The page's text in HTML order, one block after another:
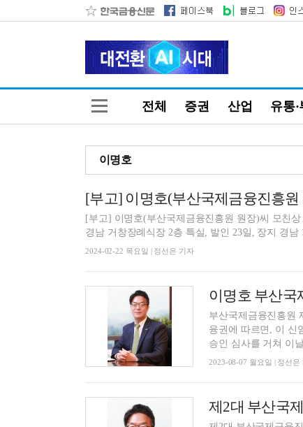
전체 증권 산업 유통
이명호
[부고] 이명호(부산국제금융진흥
[부고] 이명호(부산국제금융진흥원 원장)씨 모친
경남 거창장례식장 2층 특실, 발인 23일, 장지 경남
2024-02-22 목요일 | 정선은 기자
이명호 부산국
부산국제금융진흥원
융권에 따르면, 이 신
승인 심사를 거쳐 이
2023-08-07 월요일 | 정선은
제2대 부산국